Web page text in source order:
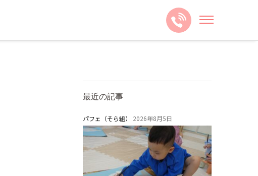
最近の記事
パフェ（そら組） 2026年8月5日